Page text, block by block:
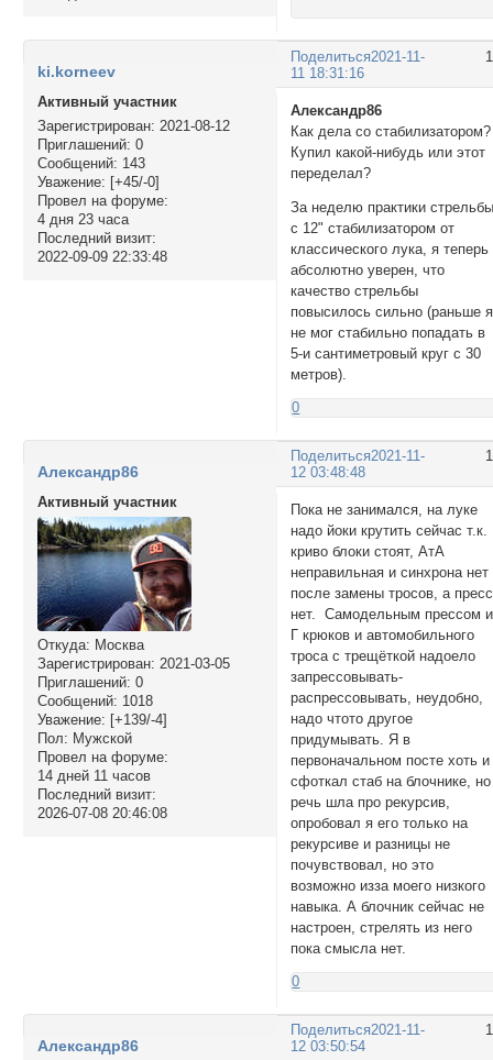
Поделиться2021-11-
11 18:31:16
ki.korneev
Активный участник
Зарегистрирован: 2021-08-12
Приглашений: 0
Сообщений: 143
Уважение: [+45/-0]
Провел на форуме:
4 дня 23 часа
Последний визит:
2022-09-09 22:33:48
Александр86
Как дела со стабилизатором?
Купил какой-нибудь или этот
переделал?
За неделю практики
с 12" стабилизатором от
классического лука, я теперь
абсолютно уверен, что
качество стрельбы
повысилось сильно (раньше я
не мог стабильно попадать в
5-и сантиметровый круг с 30
метров).
0
Поделиться2021-11-
12 03:48:48
Александр86
Активный участник
Откуда: Москва
Зарегистрирован: 2021-03-05
Приглашений: 0
Сообщений: 1018
Уважение: [+139/-4]
Пол: Мужской
Провел на форуме:
14 дней 11 часов
Последний визит:
2026-07-08 20:46:08
Пока не занимался, на луке
надо йоки крутить сейчас т.к.
криво блоки стоят, АтА
неправильная и синхрона нет
после замены тросов, а
нет. Самодельным прессом
Г крюков и автомобильного
троса с трещёткой надоело
запрессовывать-
распрессовывать, неудобно,
надо чтото другое
придумывать. Я в
первоначальном посте хоть и
сфоткал стаб на блочнике, но
речь шла про рекурсив,
опробовал я его только на
рекурсиве и разницы не
почувствовал, но это
возможно изза моего низкого
навыка. А блочник сейчас не
настроен, стрелять из него
пока смысла нет.
0
Поделиться2021-11-
12 03:50:54
Александр86